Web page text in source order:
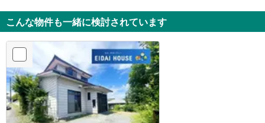
こんな物件も一緒に検討されています